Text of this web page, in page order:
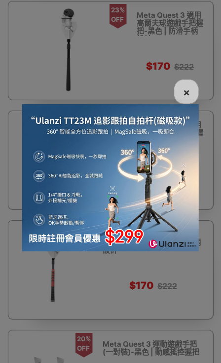
23%
OFF
Meta Quest 3 適用
高爾夫球遊戲手把握
把-黑色 | 防滑手柄
設計
$170 $222
23%
OFF
Meta Quest 3 適用
高爾夫球遊戲手把握
把-紫色 | 防滑手柄
設計
$170 $222
23%
OFF
Meta Quest 3 適用高爾夫球
遊戲手把握把-紅色 | 防滑手柄
設計
$170 $222
20%
OFF
Meta Quest 3 運動遊戲手把
(一對裝)-黑色 | 動感搖控握把
×